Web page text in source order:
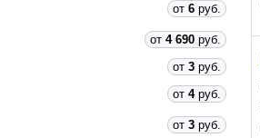
от 6 руб.
от 4 690 руб.
от 3 руб.
от 4руб.
от 3 руб.